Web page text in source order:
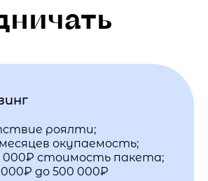
роялти;
окупаемость;
стоимость пакета;
до 500 000₽